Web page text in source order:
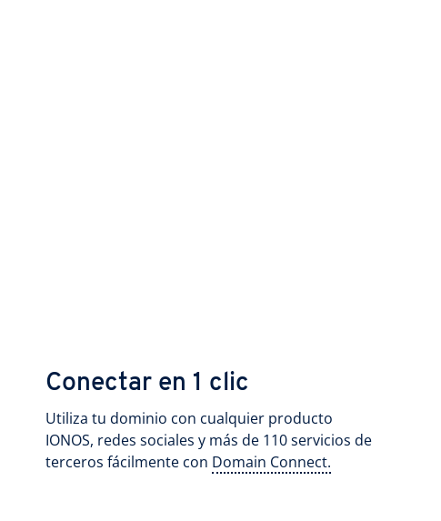
Conectar en 1 clic
Utiliza tu dominio con cualquier producto
IONOS, redes sociales y más de 110 servicios de
terceros fácilmente con Domain Connect.